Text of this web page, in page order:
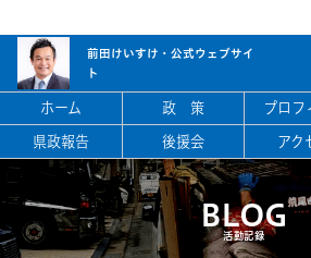
前田けいすけ・ 公式ウェブサイ
ト
ホーム 政 策 プロフ
県政報告
後援会 アク
BLOG
活動記録